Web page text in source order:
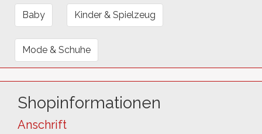
Baby Kinder & Spielzeug
Mode & Schuhe
Shopinformationen
Anschrift